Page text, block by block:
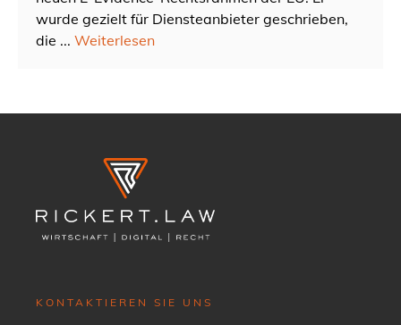
wurde gezielt für Diensteanbieter geschrieben,
die ... Weiterlesen
KONTAKTIEREN SIE UNS